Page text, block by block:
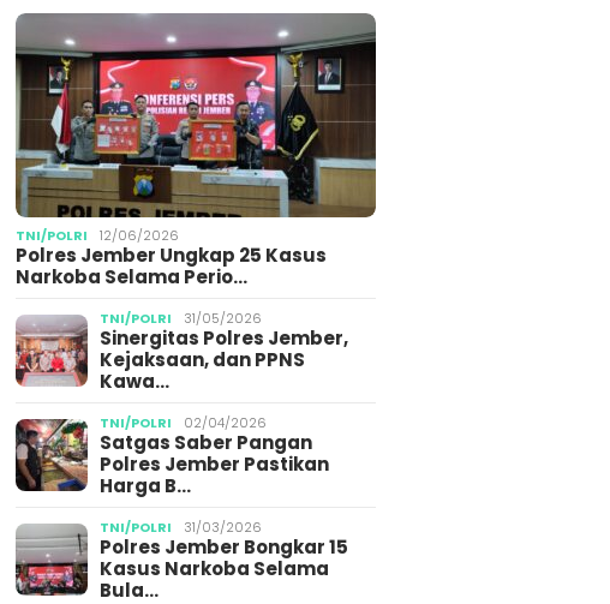
TNI/POLRI 12/06/2026
Polres Jember Ungkap 25 Kasus
Narkoba Selama Perio…
TNI/POLRI 31/05/2026
Sinergitas Polres Jember,
Kejaksaan, dan PPNS
Kawa…
TNI/POLRI 02/04/2026
Satgas Saber Pangan
Polres Jember Pastikan
Harga B…
TNI/POLRI 31/03/2026
Polres Jember Bongkar 15
Kasus Narkoba Selama
Bula…